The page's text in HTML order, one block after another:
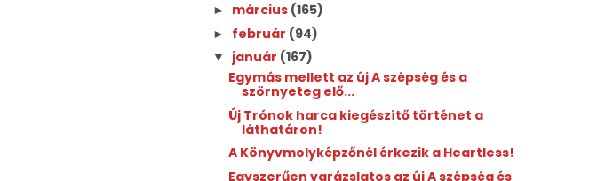
► március (165)
► február (94)
▼ január (167)
Egymás mellett az új A szépség és a
szörnyeteg elő...
Új Trónok harca kiegészítő történet a
láthatáron!
A Könyvmolyképzőnél érkezik a Heartless!
Egyszerűen varázslatos az új A szépség és